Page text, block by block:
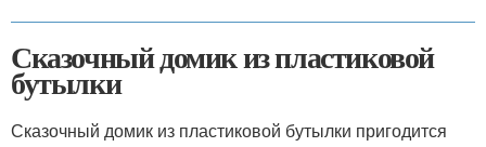
Сказочный домик из пластиковой
бутылки
Сказочный домик из пластиковой бутылки пригодится